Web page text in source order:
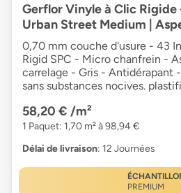
Gerflor Vinyle à Clic
Urban Street Medium |
0,70 mm couche d'usure - 43
Rigid SPC - Micro chanfrein -
carrelage - Gris - Antidérapant
sans substances nocives.
58,20 € /m²
1 Paquet: 1,70 m² à 98,94 €
Délai de livraison: 12 Journées
PREMIUM